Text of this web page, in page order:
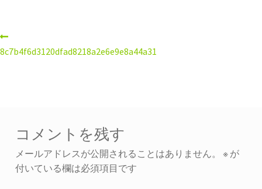
8c7b4f6d3120dfad8218a2e6e9e8a44a31
コメントを残す
メールアドレスが公開されることはありません。 ※が
付いている欄は必須項目です